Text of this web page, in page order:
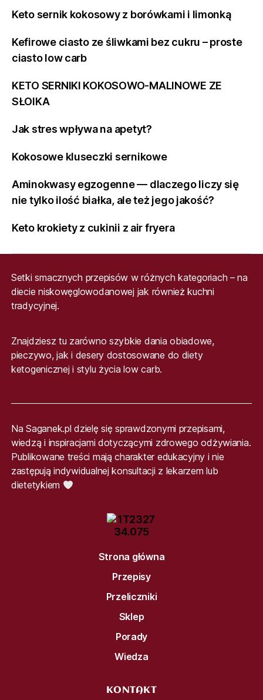
Keto sernik kokosowy z borówkami i limonką
Kefirowe ciasto ze śliwkami bez cukru – proste
ciasto low carb
KETO SERNIKI KOKOSOWO-MALINOWE ZE
SŁOIKA
Jak stres wpływa na apetyt?
Kokosowe kluseczki sernikowe
Aminokwasy egzogenne — dlaczego liczy się
nie tylko ilość białka, ale też jego jakość?
Keto krokiety z cukinii z air fryera
Setki smacznych przepisów w różnych kategoriach – na
diecie niskowęglowodanowej jak również kuchni
tradycyjnej.
Znajdziesz tu zarówno szybkie dania obiadowe,
pieczywo, jak i desery dostosowane do diety
ketogenicznej i stylu życia low carb.
Na Saganek.pl dzielę się sprawdzonymi przepisami,
wiedzą i inspiracjami dotyczącymi zdrowego odżywiania.
Publikowane treści mają charakter edukacyjny i nie
zastępują indywidualnej konsultacji z lekarzem lub
dietetykiem
Strona główna
Przepisy
Przeliczniki
Sklep
Porady
Wiedza
KONTAKT